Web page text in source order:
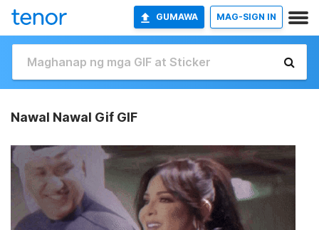
GUMAWA MAG-SIGN IN
Nawal Nawal Gif GIF